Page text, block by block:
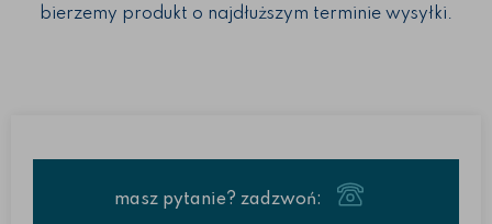
bierzemy produkt o najdłuższym terminie wysyłki.
masz pytanie? zadzwoń: